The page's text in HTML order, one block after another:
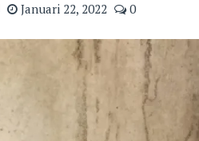
Januari 22, 2022 0